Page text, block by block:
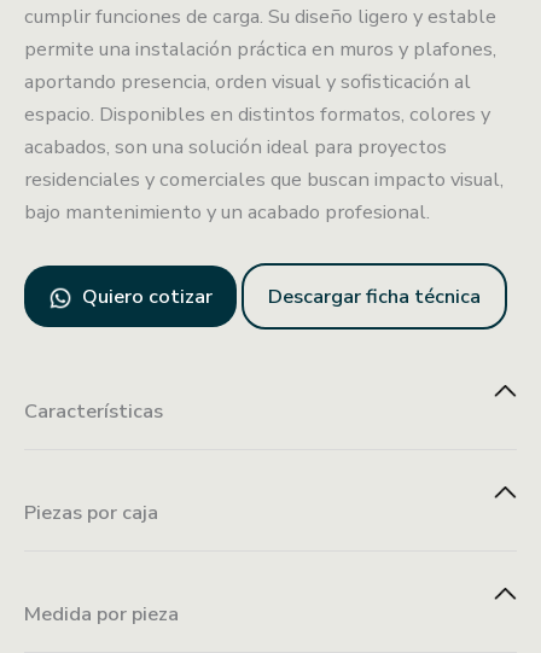
cumplir funciones de carga. Su diseño ligero y estable
permite una instalación práctica en muros y plafones,
aportando presencia, orden visual y sofisticación al
espacio. Disponibles en distintos formatos, colores y
acabados, son una solución ideal para proyectos
residenciales y comerciales que buscan impacto visual,
bajo mantenimiento y un acabado profesional.
Quiero cotizar Descargar ficha técnica
Características
Ligero y estable
Piezas por caja
Medida por pieza